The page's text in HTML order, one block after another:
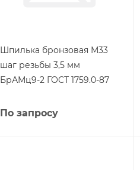
Шпилька бронзовая М33
шаг резьбы 3,5 мм
БрАМц9-2 ГОСТ 1759.0-87
По запросу